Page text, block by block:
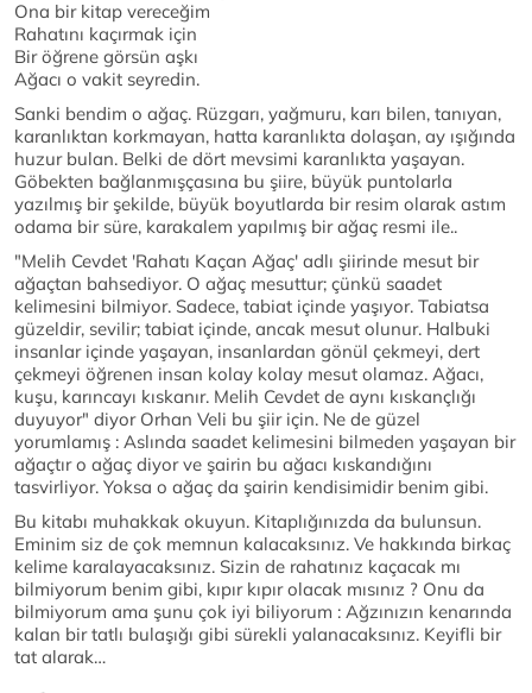
Ona bir kitap vereceğim
Rahatını kaçırmak için
Bir öğrene görsün aşkı
Ağacı o vakit seyredin.
Sanki bendim o ağaç. Rüzgarı, yağmuru, karı bilen, tanıyan,
karanlıktan korkmayan, hatta karanlıkta dolaşan, ay ışığında
huzur bulan. Belki de dört mevsimi karanlıkta yaşayan.
Göbekten bağlanmışçasına bu şiire, büyük puntolarla
yazılmış bir şekilde, büyük boyutlarda bir resim olarak astım
odama bir süre, karakalem yapılmış bir ağaç resmi ile..
"Melih Cevdet 'Rahatı Kaçan Ağaç' adlı şiirinde mesut bir
ağaçtan bahsediyor. O ağaç mesuttur; çünkü saadet
kelimesini bilmiyor. Sadece, tabiat içinde yaşıyor. Tabiatsa
güzeldir, sevilir; tabiat içinde, ancak mesut olunur. Halbuki
insanlar içinde yaşayan, insanlardan gönül çekmeyi, dert
çekmeyi öğrenen insan kolay kolay mesut olamaz. Ağacı,
kuşu, karıncayı kıskanır. Melih Cevdet de aynı kıskançlığı
duyuyor" diyor Orhan Veli bu şiir için. Ne de güzel
yorumlamış : Aslında saadet kelimesini bilmeden yaşayan bir
ağaçtır o ağaç diyor ve şairin bu ağacı kıskandığını
tasvirliyor. Yoksa o ağaç da şairin kendisimidir benim gibi.
Bu kitabı muhakkak okuyun. Kitaplığınızda da bulunsun.
Eminim siz de çok memnun kalacaksınız. Ve hakkında birkaç
kelime karalayacaksınız. Sizin de rahatınız kaçacak mı
bilmiyorum benim gibi, kıpır kıpır olacak mısınız ? Onu da
bilmiyorum ama şunu çok iyi biliyorum : Ağzınızın kenarında
kalan bir tatlı bulaşığı gibi sürekli yalanacaksınız. Keyifli bir
tat alarak…